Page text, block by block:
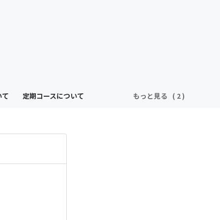
定期コースについて もっと見る